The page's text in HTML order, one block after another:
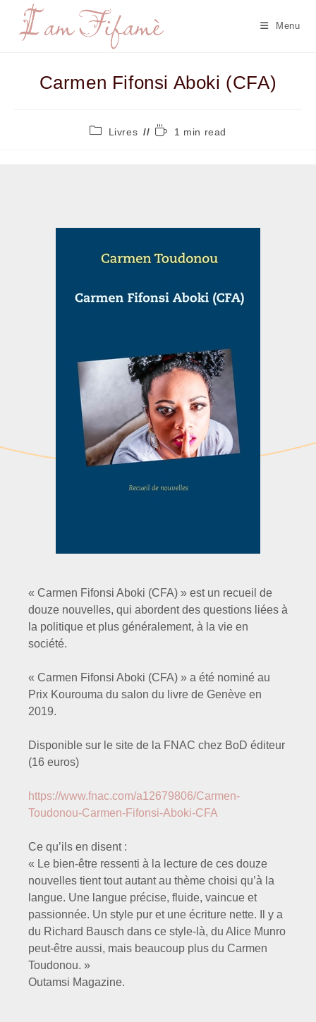
Menu
Carmen Fifonsi Aboki (CFA)
Livres 1 min read
« Carmen Fifonsi Aboki (CFA) » est un recueil de
douze nouvelles, qui abordent des questions liées à
la politique et plus généralement, à la vie en
société.
« Carmen Fifonsi Aboki (CFA) » a été nominé au
Prix Kourouma du salon du livre de Genève en
2019.
Disponible sur le site de la FNAC chez BoD éditeur
(16 euros)
https://www.fnac.com/a12679806/Carmen-
Toudonou-Carmen-Fifonsi-Aboki-CFA
Ce qu’ils en disent :
« Le bien-être ressenti à la lecture de ces douze
nouvelles tient tout autant au thème choisi qu’à la
langue. Une langue précise, fluide, vaincue et
passionnée. Un style pur et une écriture nette. Il y a
du Richard Bausch dans ce style-là, du Alice Munro
peut-être aussi, mais beaucoup plus du Carmen
Toudonou. »
Outamsi Magazine.